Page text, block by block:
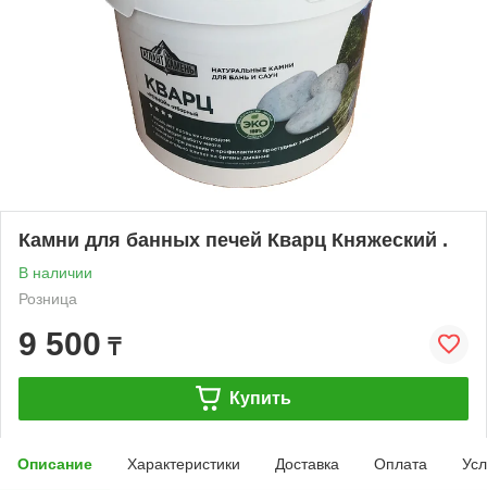
Камни для банных печей Кварц Княжеский .
В наличии
Розница
9 500 ₸
Купить
Описание Характеристики Доставка Оплата